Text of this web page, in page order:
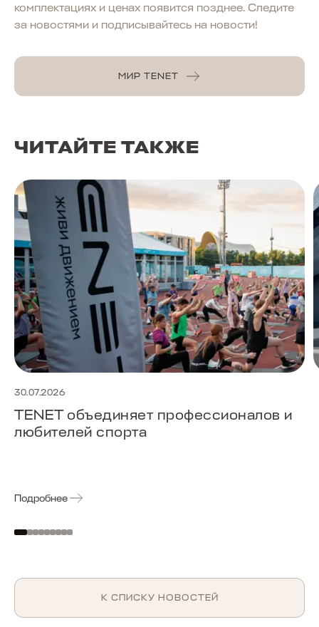
комплектациях и ценах появится позднее. Следите
за новостями и подписывайтесь на новости!
МИР TENET
ЧИТАЙТЕ ТАКЖЕ
30.07.2026
TENET объединяет профессионалов и
любителей спорта
Подробнее
К СПИСКУ НОВОСТЕЙ